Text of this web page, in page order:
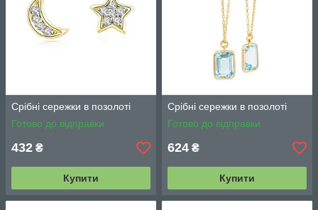
Срібні сережки в позолоті
Готово до відправки
432 ₴
Купити
Срібні сережки в позолоті
Готово до відправки
624 ₴
Купити